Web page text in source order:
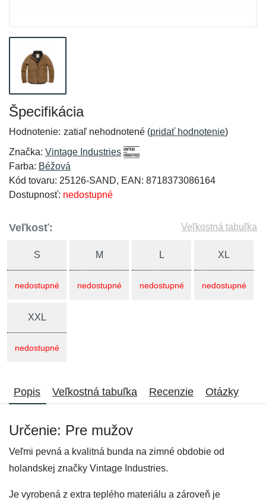
Špecifikácia
Hodnotenie: zatiaľ nehodnotené (pridať hodnotenie)
Značka: Vintage Industries
Farba: Béžová
Kód tovaru: 25126-SAND, EAN: 8718373086164
Dostupnosť: nedostupné
Veľkosť: Veľkostná tabuľka
S
nedostupné
M
nedostupné
L
nedostupné
XL
nedostupné
XXL
nedostupné
Popis Veľkostná tabuľka Recenzie Otázky
Určenie: Pre mužov
Veľmi pevná a kvalitná bunda na zimné obdobie od
holandskej značky Vintage Industries.
Je vyrobená z extra teplého materiálu a zároveň je